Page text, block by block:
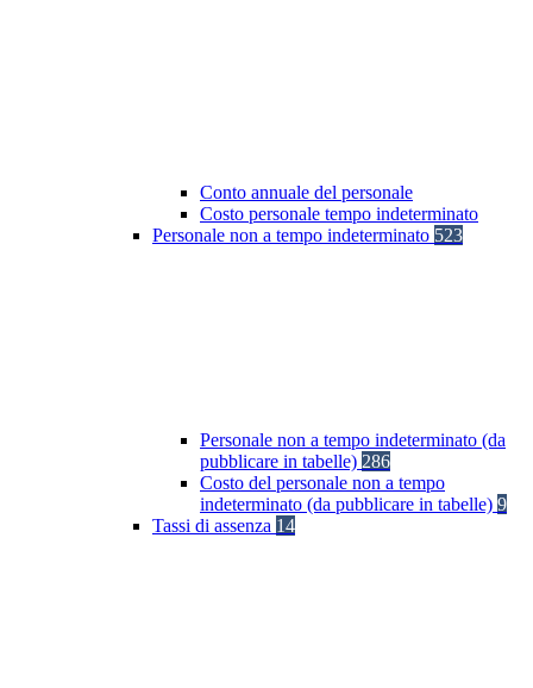
Conto annuale del personale
Costo personale tempo indeterminato
Personale non a tempo indeterminato 523
Personale non a tempo indeterminato (da
pubblicare in tabelle) 286
Costo del personale non a tempo
indeterminato (da pubblicare in tabelle) 9
Tassi di assenza 14